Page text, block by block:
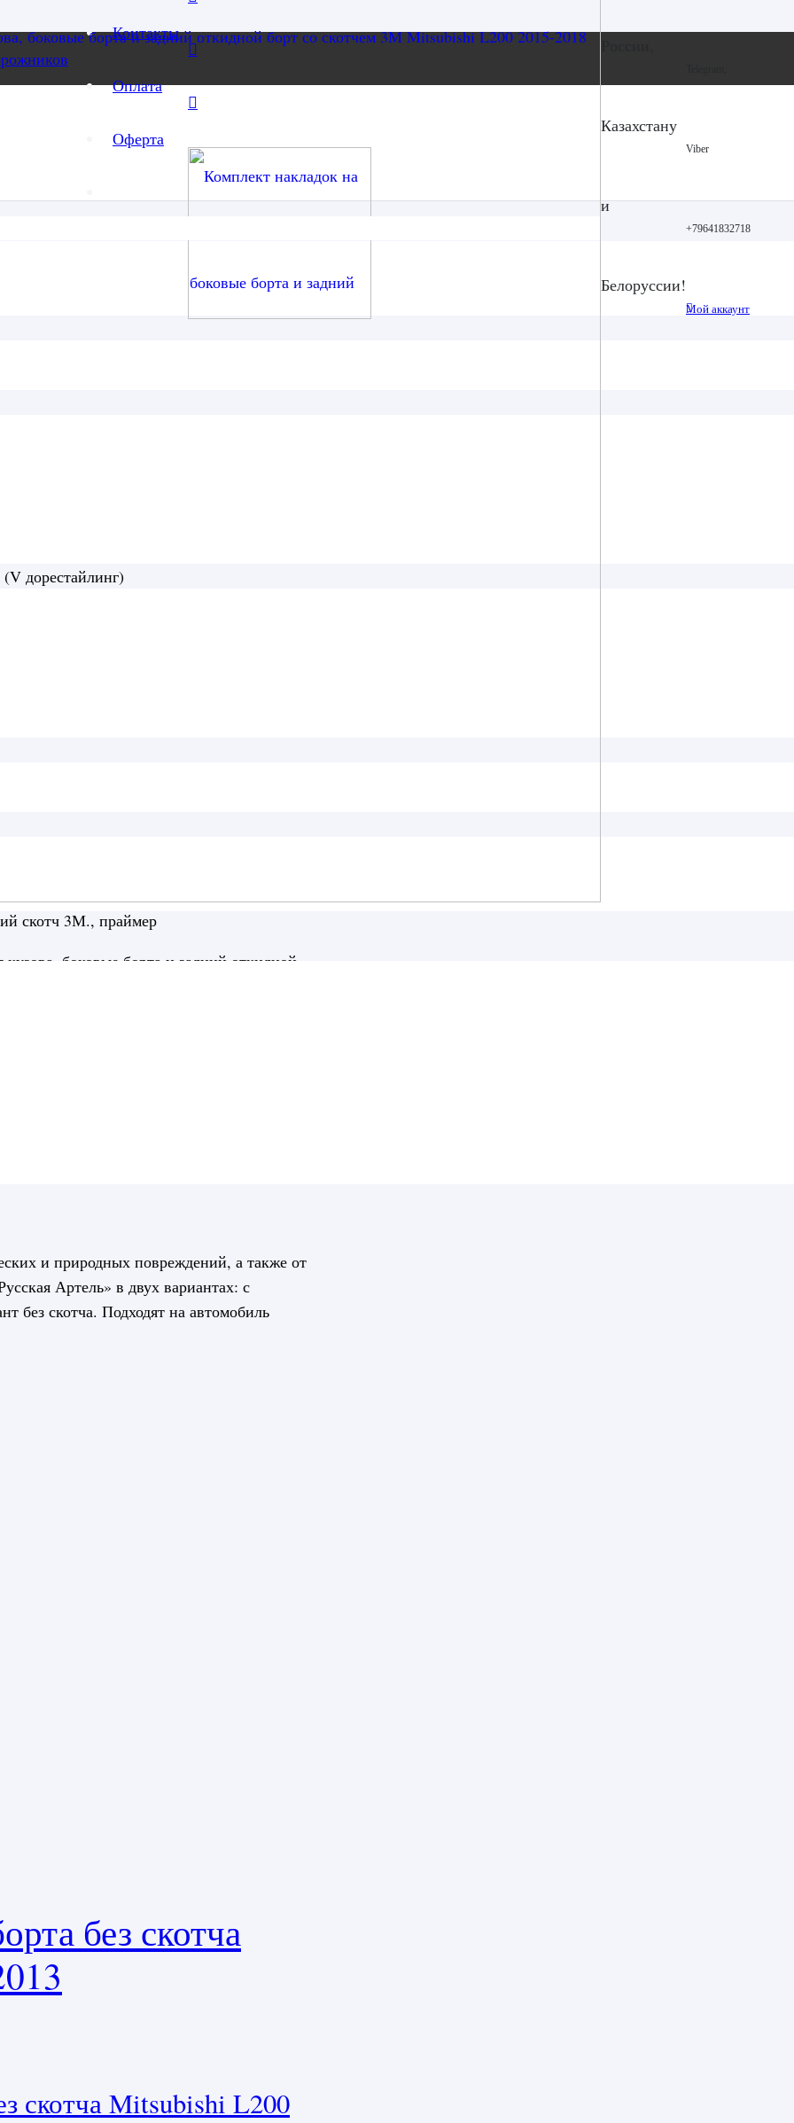
Контакты
Оплата
Оферта
Казахстану
и
Белоруссии!
Viber
+79641832718
Мой аккаунт
борт кузова, боковые борта и задний
дорестайлинг)
кузова, боковые борта и
Mitsubishi L200 2015-
скотч 3М., праймер
боковые борта и задний откидной
и природных повреждений, а также от
Артель» в двух вариантах: с
без скотча. Подходят на автомобиль
без скотча
скотча Mitsubishi L200